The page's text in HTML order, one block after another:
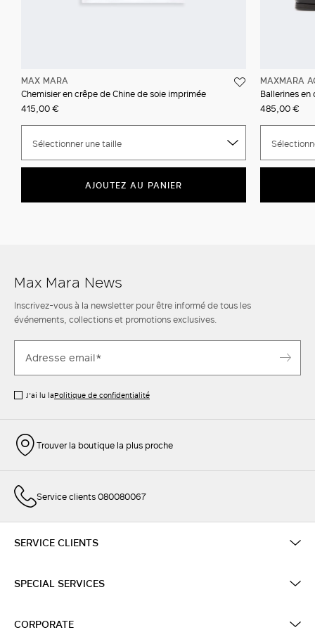
MAX MARA
Chemisier en crêpe de Chine de soie imprimée
415,00 €
Sélectionner une taille
AJOUTEZ AU PANIER
MAXMARA
Ballerines en
485,00 €
Max Mara News
Inscrivez-vous à la newsletter pour être informé de tous les
événements, collections et promotions exclusives.
J’ai lu laPolitique de confidentialité
Trouver la boutique la plus proche
Service clients 080080067
SERVICE CLIENTS
SPECIAL SERVICES
CORPORATE